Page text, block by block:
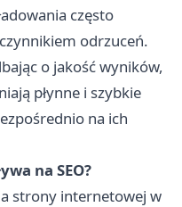
często
odrzuceń.
o jakość wyników,
płynne i szybkie
na ich
na SEO?
strony internetowej w